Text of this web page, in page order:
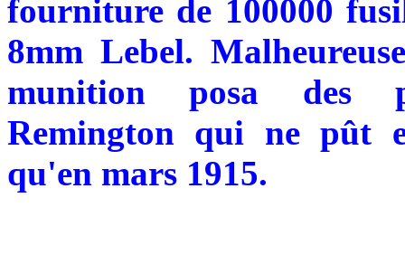
fourniture de 100000
8mm Lebel.
munition posa des
Remington qui ne pût
qu'en mars 1915.